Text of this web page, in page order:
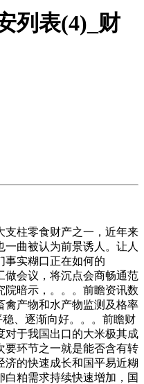
列表(4)_财
柱零食财产之一，近年来
曲被认为前景诱人。让人
事实糊口正在如何的
做会议，将沉点会商畅通范
院暗示，。。。前瞻资讯数
禽产物和水产物监测及格率
、逐渐向好。。。前瞻财
对于我国出口的大米极其成
要环节之一就是能否含有转
济的快速成长和国平易近糊
白粕需求持续快速增加，国